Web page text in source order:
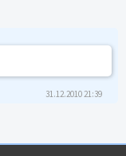
31.12.2010 21:39